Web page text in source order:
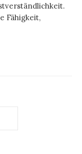
Fähigkeit,